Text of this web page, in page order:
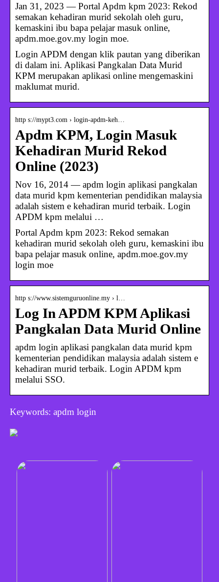
Jan 31, 2023 — Portal Apdm kpm 2023: Rekod
semakan kehadiran murid sekolah oleh guru,
kemaskini ibu bapa pelajar masuk online,
apdm.moe.gov.my login moe.
Login APDM dengan klik pautan yang diberikan
di dalam ini. Aplikasi Pangkalan Data Murid
KPM merupakan aplikasi online mengemaskini
maklumat murid.
http s://mypt3.com › login-apdm-keh…
Apdm KPM, Login Masuk
Kehadiran Murid Rekod
Online (2023)
Nov 16, 2014 — apdm login aplikasi pangkalan
data murid kpm kementerian pendidikan malaysia
adalah sistem e kehadiran murid terbaik. Login
APDM kpm melalui …
Portal Apdm kpm 2023: Rekod semakan
kehadiran murid sekolah oleh guru, kemaskini ibu
bapa pelajar masuk online, apdm.moe.gov.my
login moe
http s://www.sistemguruonline.my › l…
Log In APDM KPM Aplikasi
Pangkalan Data Murid Online
apdm login aplikasi pangkalan data murid kpm
kementerian pendidikan malaysia adalah sistem e
kehadiran murid terbaik. Login APDM kpm
melalui SSO.
Keywords: apdm login